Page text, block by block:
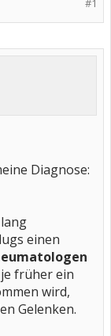
#1
Diagnose:
einen
früher ein
wird,
Gelenken.